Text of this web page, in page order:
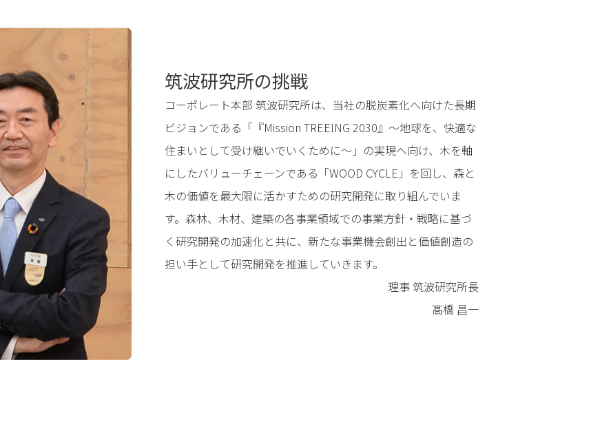
筑波研究所の挑戦
コーポレート本部 筑波研究所は、当社の脱炭素化へ向けた長期
ビジョンである「『Mission TREEING 2030』～地球を、快適な
住まいとして受け継いでいくために～」の実現へ向け、木を軸
にしたバリューチェーンである「WOOD CYCLE」を回し、森と
木の価値を最大限に活かすための研究開発に取り組んでいま
す。森林、木材、建築の各事業領域での事業方針・戦略に基づ
く研究開発の加速化と共に、新たな事業機会創出と価値創造の
担い手として研究開発を推進していきます。
理事 筑波研究所長
髙橋 昌一